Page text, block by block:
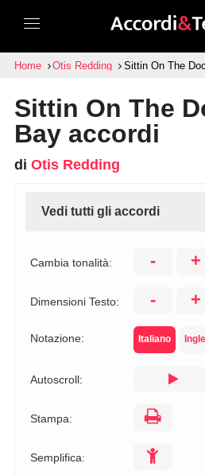
Home Otis Redding Sittin On The
Sittin On The
Bay accordi
di Otis Redding
Vedi tutti gli accordi
Cambia tonalità: - +
Dimensioni Testo: - +
Notazione: Italiano
Autoscroll:
Stampa:
Semplifica: